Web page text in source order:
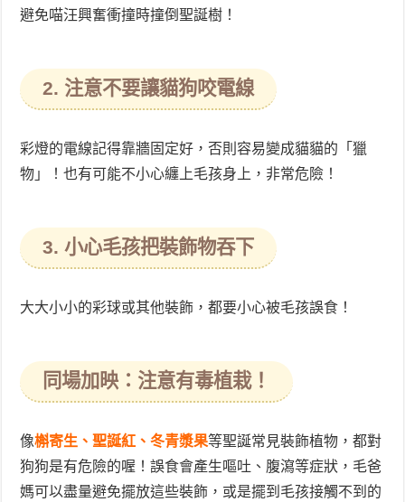
避免喵汪興奮衝撞時撞倒聖誕樹！
2. 注意不要讓貓狗咬電線
彩燈的電線記得靠牆固定好，否則容易變成貓貓的「獵
物」！也有可能不小心纏上毛孩身上，非常危險！
3. 小心毛孩把裝飾物吞下
大大小小的彩球或其他裝飾，都要小心被毛孩誤食！
同場加映：注意有毒植栽！
像槲寄生、聖誕紅、冬青漿果等聖誕常見裝飾植物，都對
狗狗是有危險的喔！誤食會產生嘔吐、腹瀉等症狀，毛爸
媽可以盡量避免擺放這些裝飾，或是擺到毛孩接觸不到的